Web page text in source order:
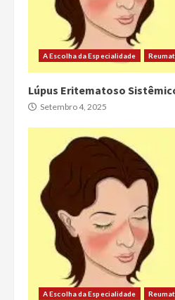
A Escolha da Especialidade
Lúpus Eritematoso
Setembro 4, 2025
A Escolha da Especialidade